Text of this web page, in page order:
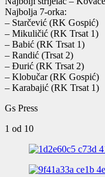
Najbolja 7-orka:
– Starčević (RK Gospić)
– Mikuličić (RK Trsat 1)
– Babić (RK Trsat 1)
– Randić (Trsat 2)
– Đurić (RK Trsat 2)
– Klobučar (RK Gospić)
– Karabajić (RK Trsat 1)
Gs Press
1 od 10